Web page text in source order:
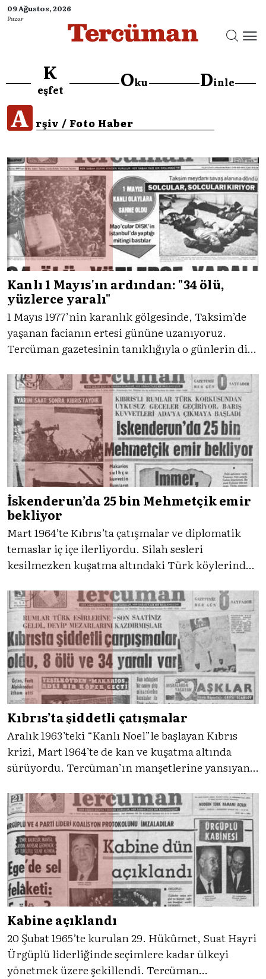
09 Ağustos, 2026
Pazar
K
eşfet Oku Dinle
A rşiv / Foto Haber
Kanlı 1 Mayıs'ın ardından: "34 ölü,
yüzlerce yaralı"
1 Mayıs 1977’nin karanlık gölgesinde, Taksim’de
yaşanan facianın ertesi gününe uzanıyoruz.
Tercüman gazetesinin tanıklığıyla o günlerin dili,
hafızasına kazınan kırılmayı yeniden okuyoruz.
İskenderun’da 25 bin Mehmetçik emir
bekliyor
Mart 1964’te Kıbrıs’ta çatışmalar ve diplomatik
temaslar iç içe ilerliyordu. Silah sesleri
kesilmezken kuşatma altındaki Türk köylerinden
taşınıyor, Birleşmiş Milletler’in barış gücü
girişimleri ise krizin uluslararası boyutunu
derinleştiriyordu.
Kıbrıs’ta şiddetli çatışmalar
Aralık 1963’teki “Kanlı Noel”le başlayan Kıbrıs
krizi, Mart 1964’te de kan ve kuşatma altında
sürüyordu. Tercüman’ın manşetlerine yansıyan
toplumunun yaşadığı dramı ve Ankara’nın
müdahale eşiğine gelen gerilimini gözler önüne
seriyor.
Kabine açıklandı
20 Şubat 1965’te kurulan 29. Hükûmet, Suat Hayri
Ürgüplü liderliğinde seçimlere kadar ülkeyi
yönetmek üzere şekillendi. Tercüman